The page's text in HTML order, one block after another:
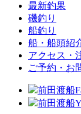
最新釣果
磯釣り
船釣り
船・船頭紹
アクセス・
ご予約・お
前田渡船
前田渡船